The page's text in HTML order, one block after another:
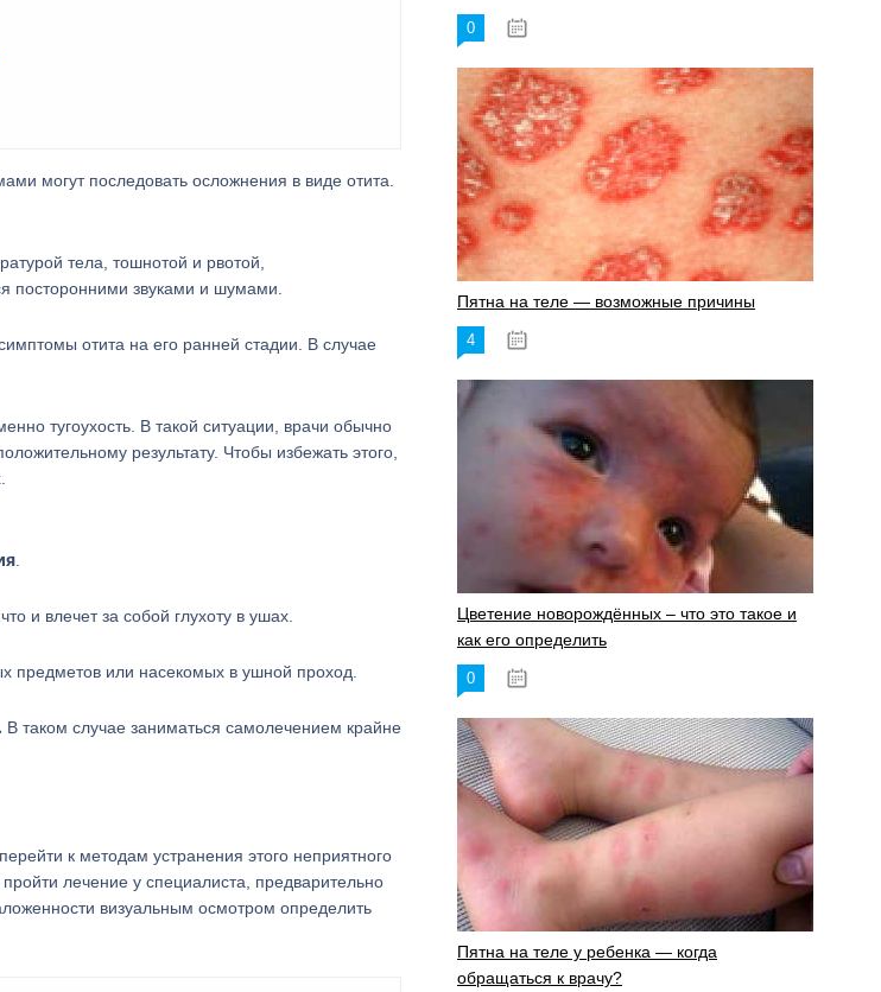
могут последовать осложнения в виде отита.
тела, тошнотой и рвотой,
посторонними звуками и шумами.
отита на его ранней стадии. В случае
тугоухость. В такой ситуации, врачи обычно
результату. Чтобы избежать этого,
и влечет за собой глухоту в ушах.
предметов или насекомых в ушной проход.
В таком случае заниматься самолечением крайне
к методам устранения этого неприятного
лечение у специалиста, предварительно
визуальным осмотром определить
0
Пятна на теле — возможные причины
4
Цветение новорождённых – что это такое и
как его определить
0
Пятна на теле у ребенка — когда
обращаться к врачу?